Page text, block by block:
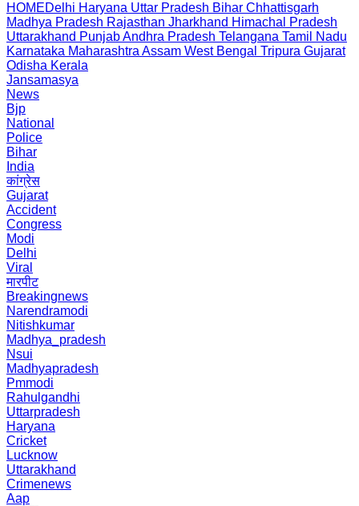
HOMEDelhi Haryana Uttar Pradesh Bihar Chhattisgarh
Madhya Pradesh Rajasthan Jharkhand Himachal Pradesh
Uttarakhand PunjabAndhra Pradesh Telangana Tamil Nadu
Karnataka Maharashtra Assam West Bengal Tripura Gujarat
Odisha Kerala
Jansamasya
News
Bjp
National
Police
Bihar
India
कांग्रेस
Gujarat
Accident
Congress
Modi
Delhi
Viral
मारपीट
Breakingnews
Narendramodi
Nitishkumar
Madhya_pradesh
Nsui
Madhyapradesh
Pmmodi
Rahulgandhi
Uttarpradesh
Haryana
Cricket
Lucknow
Uttarakhand
Crimenews
Aap